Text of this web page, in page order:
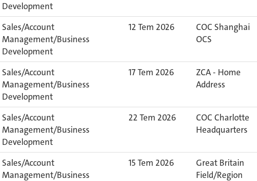
Development
Sales/Account
Management/Business
Development
12 Tem 2026
COC Shanghai
OCS
Sales/Account
Management/Business
Development
17 Tem 2026
ZCA - Home
Address
Sales/Account
Management/Business
Development
22 Tem 2026
COC Charlotte
Headquarters
Sales/Account
Management/Business
15 Tem 2026
Great Britain
Field/Region